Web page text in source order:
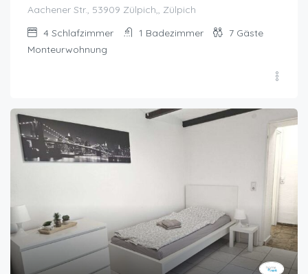
Aachener Str., 53909 Zülpich,, Zülpich
4 Schlafzimmer 1 Badezimmer 7 Gäste
Monteurwohnung